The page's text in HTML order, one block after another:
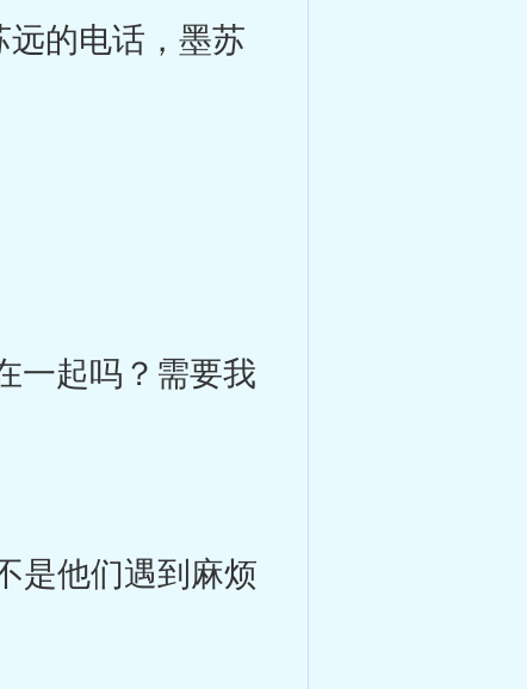
的电话，墨苏
起吗？需要我
他们遇到麻烦